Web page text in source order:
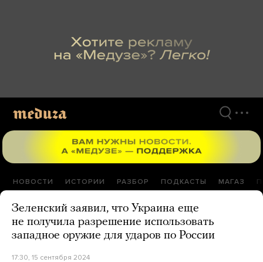
НОВОСТИ ИСТОРИИ РАЗБОР ПОДКАСТЫ МАГАЗ
Зеленский заявил, что Украина еще
не получила разрешение использовать
западное оружие для ударов по России
17:30, 15 сентября 2024